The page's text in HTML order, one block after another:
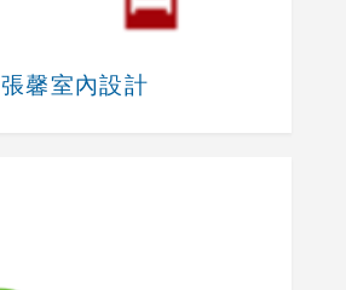
張馨室內設計